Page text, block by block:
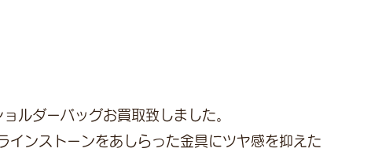
ルダーバッグお買取致しました。
インストーンをあしらった金具にツヤ感を抑えた